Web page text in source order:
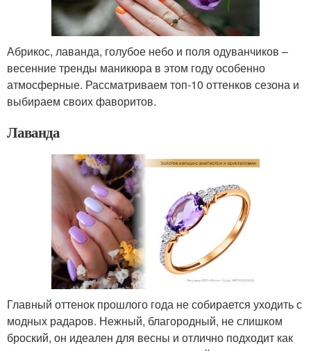
Абрикос, лаванда, голубое небо и поля одуванчиков –
весенние тренды маникюра в этом году особенно
атмосферные. Рассматриваем топ-10 оттенков сезона и
выбираем своих фаворитов.
Лаванда
Главный оттенок прошлого года не собирается уходить с
модных радаров. Нежный, благородный, не слишком
броский, он идеален для весны и отлично подходит как